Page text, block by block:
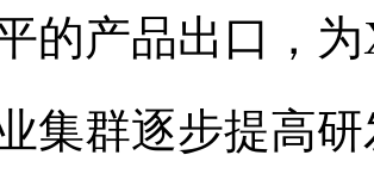
的产品出口，
集群逐步提高